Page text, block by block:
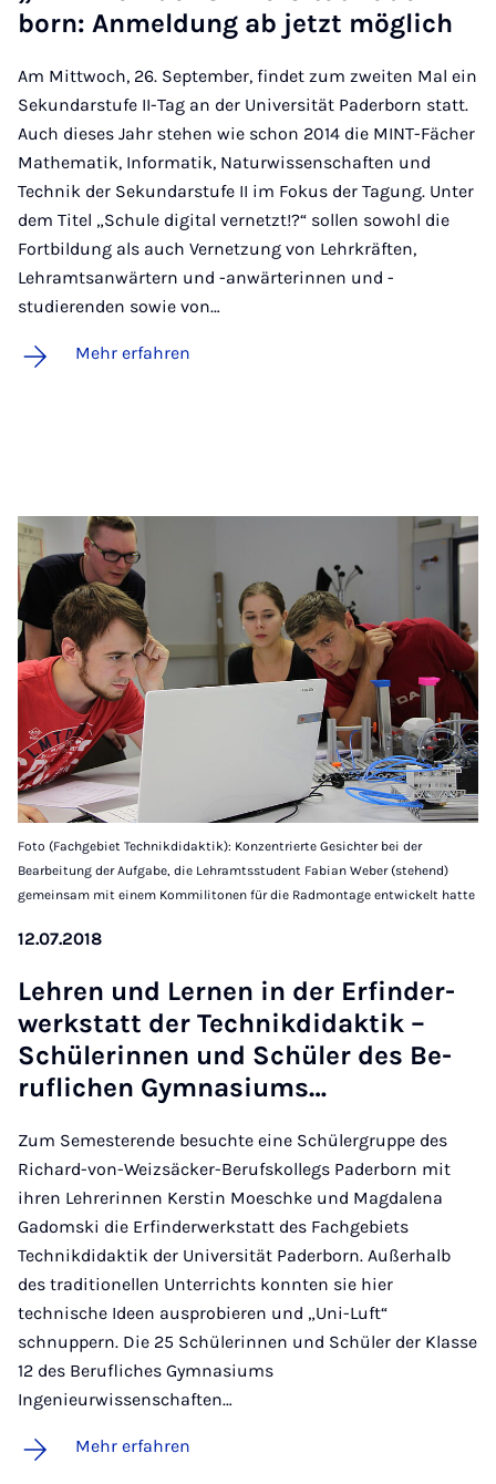
born: An­mel­dung ab jetzt mög­lich
Am Mittwoch, 26. September, findet zum zweiten Mal ein
Sekundarstufe II-Tag an der Universität Paderborn statt.
Auch dieses Jahr stehen wie schon 2014 die MINT-Fächer
Mathematik, Informatik, Naturwissenschaften und
Technik der Sekundarstufe II im Fokus der Tagung. Unter
dem Titel „Schule digital vernetzt!?“ sollen sowohl die
Fortbildung als auch Vernetzung von Lehrkräften,
Lehramtsanwärtern und -anwärterinnen und -
studierenden sowie von…
Mehr erfahren
Foto (Fachgebiet Technikdidaktik): Konzentrierte Gesichter bei der
Bearbeitung der Aufgabe, die Lehramtsstudent Fabian Weber (stehend)
gemeinsam mit einem Kommilitonen für die Radmontage entwickelt hatte
12.07.2018
Leh­ren und Ler­nen in der Er­fin­der­
werk­statt der Tech­nik­di­dak­tik –
Schü­le­rin­nen und Schü­ler des Be­
ruf­li­chen Gym­na­si­ums…
Zum Semesterende besuchte eine Schülergruppe des
Richard-von-Weizsäcker-Berufskollegs Paderborn mit
ihren Lehrerinnen Kerstin Moeschke und Magdalena
Gadomski die Erfinderwerkstatt des Fachgebiets
Technikdidaktik der Universität Paderborn. Außerhalb
des traditionellen Unterrichts konnten sie hier
technische Ideen ausprobieren und „Uni-Luft“
schnuppern. Die 25 Schülerinnen und Schüler der Klasse
12 des Berufliches Gymnasiums
Ingenieurwissenschaften…
Mehr erfahren